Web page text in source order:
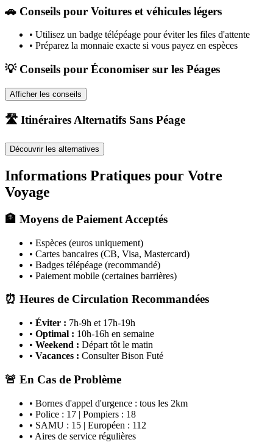
🚗 Conseils pour Voitures et véhicules légers
• Utilisez un badge télépéage pour éviter les files d'attente
• Préparez la monnaie exacte si vous payez en espèces
💡 Conseils pour Économiser sur les Péages
Afficher les conseils
🛣️ Itinéraires Alternatifs Sans Péage
Découvrir les alternatives
Informations Pratiques pour Votre
Voyage
🏦 Moyens de Paiement Acceptés
• Espèces (euros uniquement)
• Cartes bancaires (CB, Visa, Mastercard)
• Badges télépéage (recommandé)
• Paiement mobile (certaines barrières)
⏰ Heures de Circulation Recommandées
• Éviter : 7h-9h et 17h-19h
• Optimal : 10h-16h en semaine
• Weekend : Départ tôt le matin
• Vacances : Consulter Bison Futé
🚨 En Cas de Problème
• Bornes d'appel d'urgence : tous les 2km
• Police : 17 | Pompiers : 18
• SAMU : 15 | Européen : 112
• Aires de service régulières